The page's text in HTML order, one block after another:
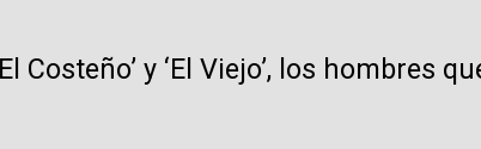
y ‘El Viejo’, los hombres